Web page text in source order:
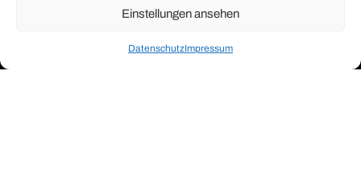
Einstellungen ansehen
DatenschutzImpressum